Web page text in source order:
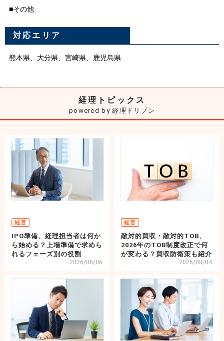
■その他
対応エリア
熊本県、大分県、宮崎県、鹿児島県
経理トピックス
powered by 経理ドリブン
経営
2026/08/06
IPO準備、経理担当者は何か
ら始める？上場準備で求めら
れるフェーズ別の役割
経営
2026/08/04
敵対的買収・敵対的TOB、
2026年のTOB制度改正で何
が変わる？買収防衛策も紹介